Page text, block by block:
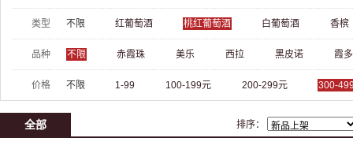
类型 不限 红葡萄酒 桃红葡萄酒 白葡萄酒 香槟
品种 不限 赤霞珠 美乐 西拉 黑皮诺 霞
价格 不限 1-99 100-199元 200-299元 300-
全部 排序：